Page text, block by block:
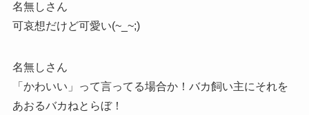
名無しさん
可哀想だけど可愛い(~_~;)
名無しさん
「かわいい」って言ってる場合か！バカ飼い主にそれを
あおるバカねとらぼ！